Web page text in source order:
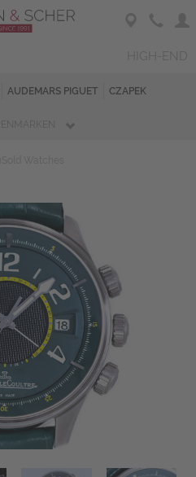
AUDEMARS PIGUET CZAPEK